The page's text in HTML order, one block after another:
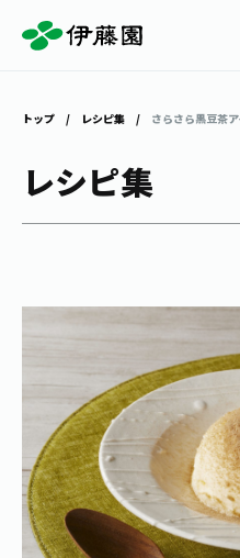
健康ミネラルむぎ茶
TULLY'S COFFEE
1日分の野菜
商品情報
お茶を知る・楽しむ
お茶を知る・楽しむ
お茶を楽しむ
お茶のいれ方
動画ギャラリー
体験・イベント
体験・イベント
見学・体験
工場見学
店舗・通販
店舗・通販
お客様相談室
トップ レシピ集 さらさら黒豆茶
レシピ集